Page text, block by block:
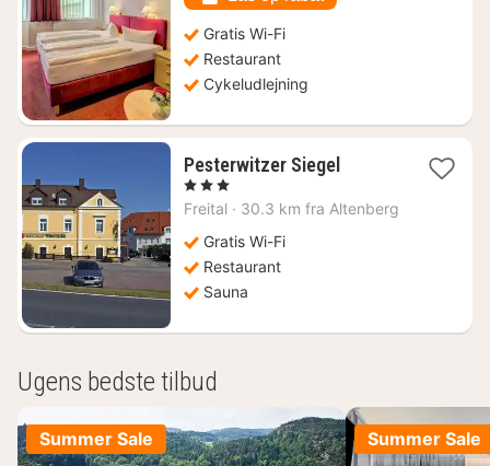
kr.
Gratis Wi-Fi
Restaurant
Cykeludlejning
Pesterwitzer Siegel1
fra
, 3 Stjerner
Freital · 30.3 km fra Altenberg
Gratis Wi-Fi
Restaurant
Sauna
Ugens bedste tilbud
Summer Sale Summer Sale